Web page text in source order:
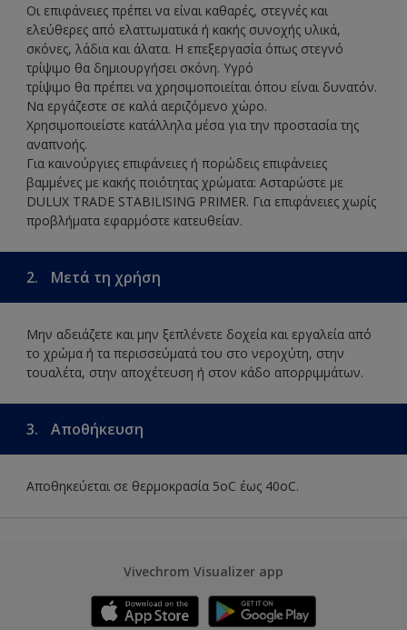
Οι επιφάνειες πρέπει να είναι καθαρές, στεγνές και
ελεύθερες από ελαττωματικά ή κακής συνοχής υλικά,
σκόνες, λάδια και άλατα. Η επεξεργασία όπως στεγνό
τρίψιμο θα δημιουργήσει σκόνη. Υγρό
τρίψιμο θα πρέπει να χρησιμοποιείται όπου είναι δυνατόν.
Να εργάζεστε σε καλά αεριζόμενο χώρο.
Χρησιμοποιείστε κατάλληλα μέσα για την προστασία της
αναπνοής.
Για καινούργιες επιφάνειες ή πορώδεις επιφάνειες
βαμμένες με κακής ποιότητας χρώματα: Ασταρώστε με
DULUX TRADE STABILISING PRIMER. Για επιφάνειες χωρίς
προβλήματα εφαρμόστε κατευθείαν.
2. Μετά τη χρήση
Μην αδειάζετε και μην ξεπλένετε δοχεία και εργαλεία από
το χρώμα ή τα περισσεύματά του στο νεροχύτη, στην
τουαλέτα, στην αποχέτευση ή στον κάδο απορριμμάτων.
3. Αποθήκευση
Αποθηκεύεται σε θερμοκρασία 5οC έως 40οC.
Vivechrom Visualizer app